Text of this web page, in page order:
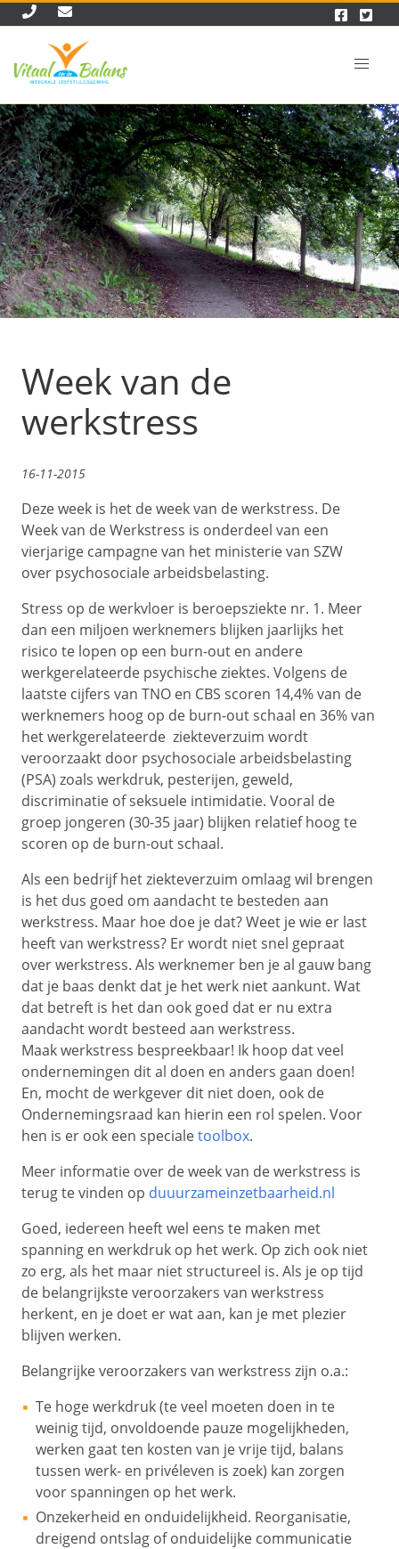
Week van de
werkstress
16-11-2015
Deze week is het de week van de werkstress. De
Week van de Werkstress is onderdeel van een
vierjarige campagne van het ministerie van SZW
over psychosociale arbeidsbelasting.
Stress op de werkvloer is beroepsziekte nr. 1. Meer
dan een miljoen werknemers blijken jaarlijks het
risico te lopen op een burn-out en andere
werkgerelateerde psychische ziektes. Volgens de
laatste cijfers van TNO en CBS scoren 14,4% van de
werknemers hoog op de burn-out schaal en 36% van
het werkgerelateerde ziekteverzuim wordt
veroorzaakt door psychosociale arbeidsbelasting
(PSA) zoals werkdruk, pesterijen, geweld,
discriminatie of seksuele intimidatie. Vooral de
groep jongeren (30-35 jaar) blijken relatief hoog te
scoren op de burn-out schaal.
Als een bedrijf het ziekteverzuim omlaag wil brengen
is het dus goed om aandacht te besteden aan
werkstress. Maar hoe doe je dat? Weet je wie er last
heeft van werkstress? Er wordt niet snel gepraat
over werkstress. Als werknemer ben je al gauw bang
dat je baas denkt dat je het werk niet aankunt. Wat
dat betreft is het dan ook goed dat er nu extra
aandacht wordt besteed aan werkstress.
Maak werkstress bespreekbaar! Ik hoop dat veel
ondernemingen dit al doen en anders gaan doen!
En, mocht de werkgever dit niet doen, ook de
Ondernemingsraad kan hierin een rol spelen. Voor
hen is er ook een specialetoolbox.
Meer informatie over de week van de werkstress is
terug te vinden op duuurzameinzetbaarheid.nl
Goed, iedereen heeft wel eens te maken met
spanning en werkdruk op het werk. Op zich ook niet
zo erg, als het maar niet structureel is. Als je op tijd
de belangrijkste veroorzakers van werkstress
herkent, en je doet er wat aan, kan je met plezier
blijven werken.
Belangrijke veroorzakers van werkstress zijn o.a.:
Te hoge werkdruk (te veel moeten doen in te
weinig tijd, onvoldoende pauze mogelijkheden,
werken gaat ten kosten van je vrije tijd, balans
tussen werk- en privéleven is zoek) kan zorgen
voor spanningen op het werk.
Onzekerheid en onduidelijkheid. Reorganisatie,
dreigend ontslag of onduidelijke communicatie